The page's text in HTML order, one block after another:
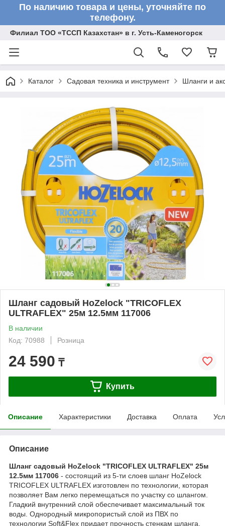
По наличию товара и цены, уточняйте по
телефону.
Филиал ТОО «ТССП Казахстан» в г. Усть-Каменогорск
Каталог Садовая техника и инструмент Шланги и
Шланг садовый HoZelock "TRICOFLEX
ULTRAFLEX" 25м 12.5мм 117006
В наличии
Код: 70988
Розница
24 590 ₸
Купить
Описание Характеристики Доставка Оплата
Описание
Шланг садовый HoZelock "TRICOFLEX ULTRAFLEX" 25м
12.5мм 117006 - состоящий из 5-ти слоев шланг HoZelock
TRICOFLEX ULTRAFLEX изготовлен по технологии, которая
позволяет Вам легко перемещаться по участку со шлангом.
Гладкий внутренний слой обеспечивает максимальный ток
воды. Однородный микропористый слой из ПВХ по
технологии Soft&Flex придает прочность стенкам шланга,